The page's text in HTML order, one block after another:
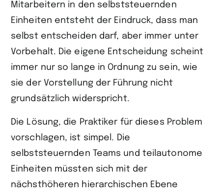
Mitarbeitern in den selbststeuernden
Einheiten entsteht der Eindruck, dass man
selbst entscheiden darf, aber immer unter
Vorbehalt. Die eigene Entscheidung scheint
immer nur so lange in Ordnung zu sein, wie
sie der Vorstellung der Führung nicht
grundsätzlich widerspricht.
Die Lösung, die Praktiker für dieses Problem
vorschlagen, ist simpel. Die
selbststeuernden Teams und teilautonome
Einheiten müssten sich mit der
nächsthöheren hierarchischen Ebene